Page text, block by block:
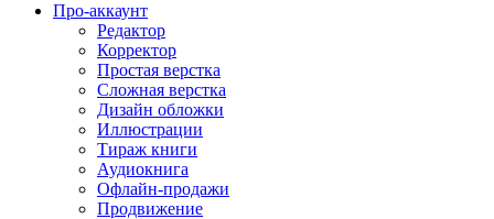
Про-аккаунт
Редактор
Корректор
Простая верстка
Сложная верстка
Дизайн обложки
Иллюстрации
Тираж книги
Аудиокнига
Офлайн-продажи
Продвижение